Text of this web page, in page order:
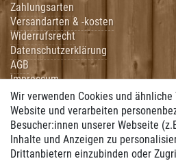
Wir verwenden Cookies und
Website und verarbeiten
Besucher:innen unserer Webseite
Inhalte und Anzeigen zu
Drittanbietern einzubinden oder
Zahlungsarten
Versandarten & -kosten
Widerrufsrecht
Datenschutzerklärung
AGB
Impressum
Hilfe
Vertrag widerrufen
Zahlung